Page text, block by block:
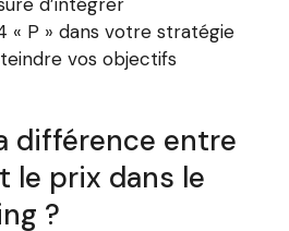
« P » dans votre stratégie
vos objectifs
différence entre
le prix dans le
?